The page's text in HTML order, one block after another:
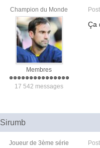
Champion du Monde
Membres
17 542 messages
Ça
Sirumb
Joueur de 3ème série